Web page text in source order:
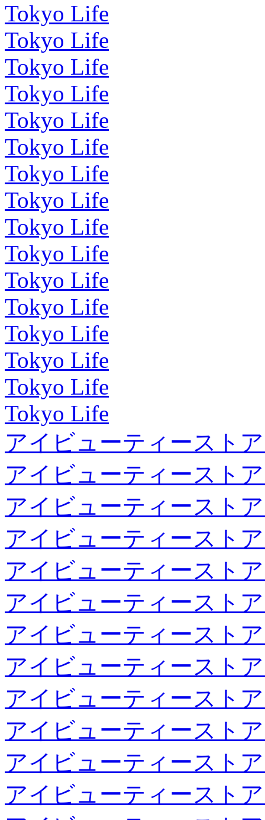
Tokyo Life
Tokyo Life
Tokyo Life
Tokyo Life
Tokyo Life
Tokyo Life
Tokyo Life
Tokyo Life
Tokyo Life
Tokyo Life
Tokyo Life
Tokyo Life
Tokyo Life
Tokyo Life
Tokyo Life
Tokyo Life
アイビューティースト
アイビューティースト
アイビューティースト
アイビューティースト
アイビューティースト
アイビューティースト
アイビューティースト
アイビューティースト
アイビューティースト
アイビューティースト
アイビューティースト
アイビューティースト